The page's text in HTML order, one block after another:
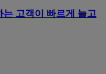
고객이 빠르게 늘고